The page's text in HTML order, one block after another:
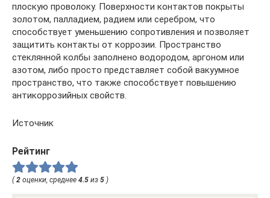
плоскую проволоку. Поверхности контактов покрыты
золотом, палладием, радием или серебром, что
способствует уменьшению сопротивления и позволяет
защитить контакты от коррозии. Пространство
стеклянной колбы заполнено водородом, аргоном или
азотом, либо просто представляет собой вакуумное
пространство, что также способствует повышению
антикоррозийных свойств.
Источник
Рейтинг
(2 оценки, среднее 4.5 из 5 )